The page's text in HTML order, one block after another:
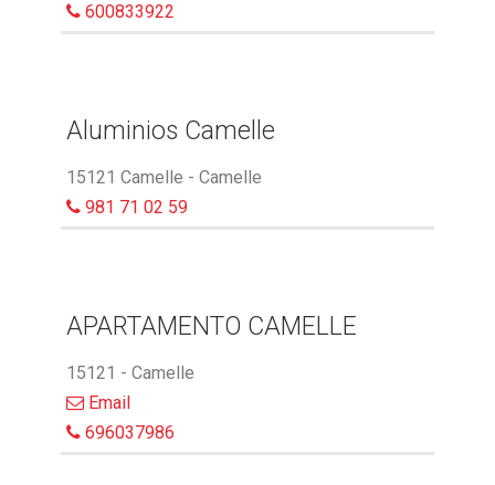
600833922
Aluminios Camelle
15121 Camelle - Camelle
981 71 02 59
APARTAMENTO CAMELLE
15121 - Camelle
Email
696037986